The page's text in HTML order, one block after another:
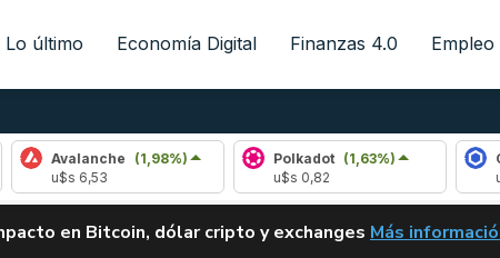
Lo último Economía Digital Finanzas 4.0 Empleo
(1,98%)
Polkadot
(1,63%)
Chainlink
en Bitcoin, dólar cripto y exchanges CLARITY ACT
Más